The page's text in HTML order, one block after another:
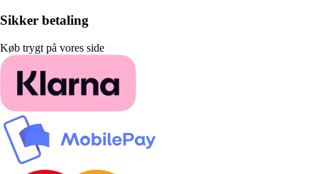
Sikker betaling
Køb trygt på vores side